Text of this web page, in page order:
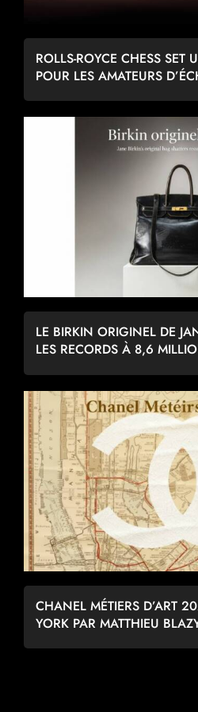
ROLLS-ROYCE CHESS SET
POUR LES AMATEURS
LE BIRKIN ORIGINEL DE
LES RECORDS À 8,6
CHANEL MÉTIERS D’ART
YORK PAR MATTHIEU